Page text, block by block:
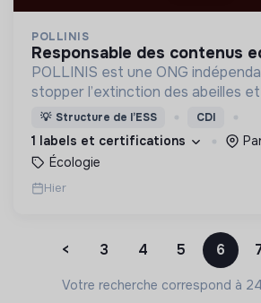
POLLINIS
responsable des contenus
POLLINIS est une ONG
stopper l’extinction des abeilles
pollinisateurs dont dépend
biodiversité. Elle compte plus d'un
sympathisants.
💡 Structure de l’ESS CDI
1 labels et certifications
Écologie
Hier
< 3 4 5 6
Votre recherche correspond à